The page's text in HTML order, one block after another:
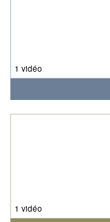
1 vidéo
1 vidéo